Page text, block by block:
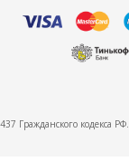
Гражданского кодекса РФ.